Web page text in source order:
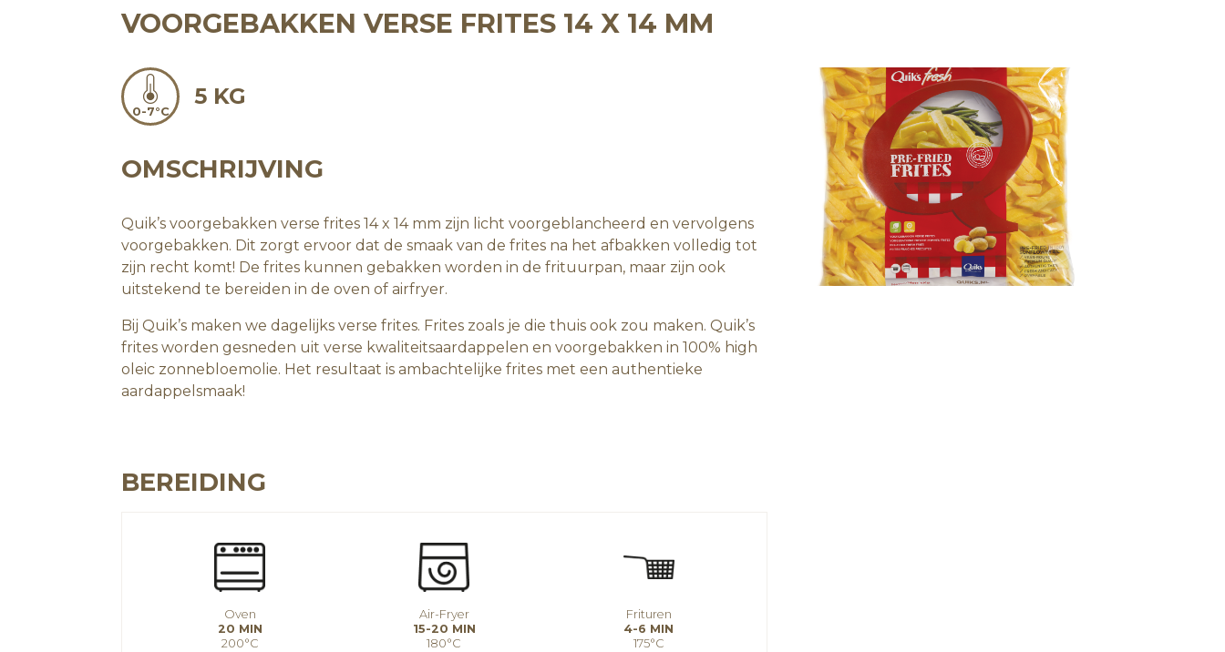
VOORGEBAKKEN VERSE FRITES 14 X 14 MM
0-7°C
5 KG
OMSCHRIJVING
Quik’s voorgebakken verse frites 14 x 14 mm zijn licht voorgeblancheerd en vervolgens
voorgebakken. Dit zorgt ervoor dat de smaak van de frites na het afbakken volledig tot
zijn recht komt! De frites kunnen gebakken worden in de frituurpan, maar zijn ook
uitstekend te bereiden in de oven of airfryer.
Bij Quik’s maken we dagelijks verse frites. Frites zoals je die thuis ook zou maken. Quik’s
frites worden gesneden uit verse kwaliteitsaardappelen en voorgebakken in 100% high
oleic zonnebloemolie. Het resultaat is ambachtelijke frites met een authentieke
aardappelsmaak!
BEREIDING
Oven
20 MIN
200°C
Air-Fryer
15-20 MIN
180°C
Frituren
4-6 MIN
175°C